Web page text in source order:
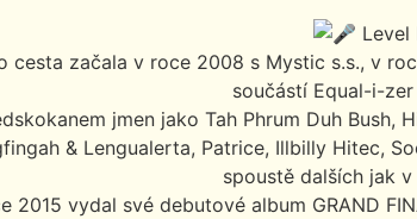
Level
cesta začala v roce 2008 s Mystic s.s., v
součástí Equal-i-
jmen jako Tah Phrum Duh Bush,
& Lengualerta, Patrice, Illbilly Hitec,
spoustě dalších jak
2015 vydal své debutové album GRAND